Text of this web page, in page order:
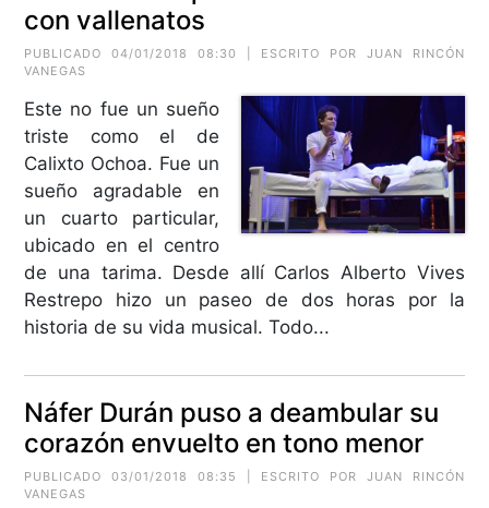
con vallenatos
PUBLICADO 04/01/2018 08:30 | ESCRITO POR JUAN RINCÓN
VANEGAS
Este no fue un sueño
triste como el de
Calixto Ochoa. Fue un
sueño agradable en
un cuarto particular,
ubicado en el centro
de una tarima. Desde allí Carlos Alberto Vives
Restrepo hizo un paseo de dos horas por la
historia de su vida musical. Todo...
Náfer Durán puso a deambular su
corazón envuelto en tono menor
PUBLICADO 03/01/2018 08:35 | ESCRITO POR JUAN RINCÓN
VANEGAS